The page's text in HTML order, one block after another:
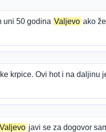
uni 50 godina Valjevo ako
krpice. Ovi hot i na daljinu
Valjevo javi se za dogovor